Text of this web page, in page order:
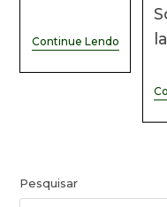
Continue Lendo
Pesquisar